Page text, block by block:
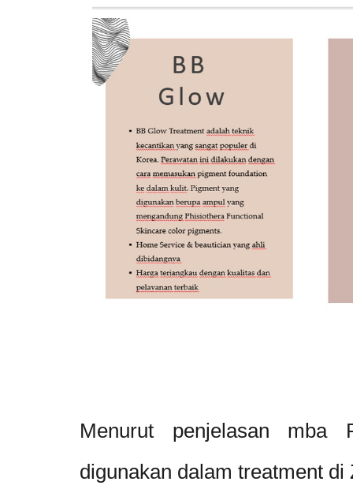
Menurut penjelasan mba
digunakan dalam treatment